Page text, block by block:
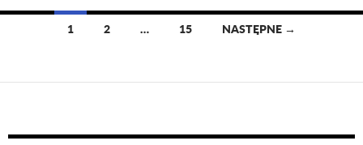
po
1 2 … 15 NASTĘPNE →